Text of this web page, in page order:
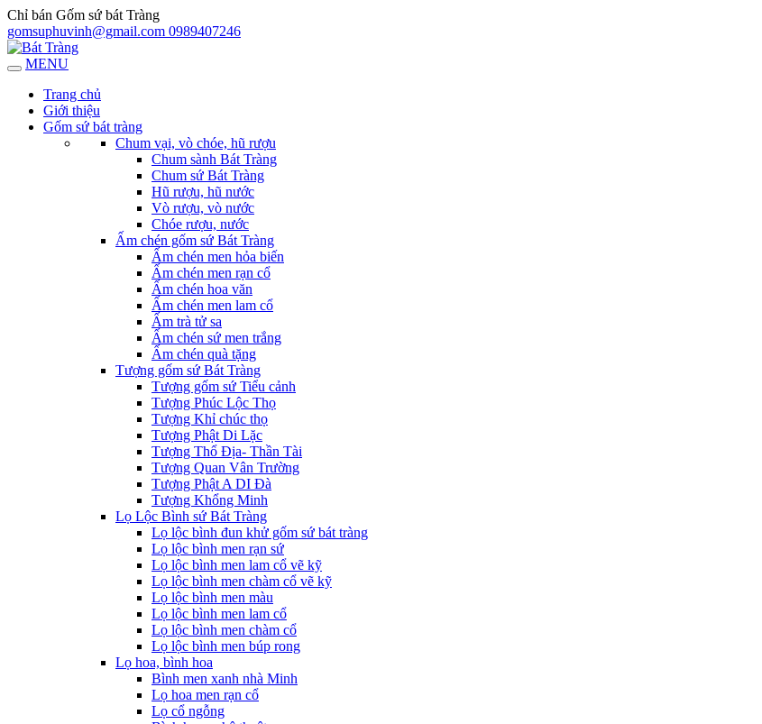
Chỉ bán Gốm sứ bát Tràng
gomsuphuvinh@gmail.com 0989407246
MENU
Trang chủ
Giới thiệu
Gốm sứ bát tràng
Chum vại, vò chóe, hũ rượu
Chum sành Bát Tràng
Chum sứ Bát Tràng
Hũ rượu, hũ nước
Vò rượu, vò nước
Chóe rượu, nước
Ấm chén gốm sứ Bát Tràng
Ấm chén men hỏa biến
Ấm chén men rạn cổ
Ấm chén hoa văn
Ấm chén men lam cổ
Ấm trà tử sa
Ấm chén sứ men trắng
Ấm chén quà tặng
Tượng gốm sứ Bát Tràng
Tượng gốm sứ Tiểu cảnh
Tượng Phúc Lộc Thọ
Tượng Khỉ chúc thọ
Tượng Phật Di Lặc
Tượng Thổ Địa- Thần Tài
Tượng Quan Vân Trường
Tượng Phật A DI Đà
Tượng Khổng Minh
Lọ Lộc Bình sứ Bát Tràng
Lọ lộc bình đun khử gốm sứ bát tràng
Lọ lộc bình men rạn sứ
Lọ lộc bình men lam cổ vẽ kỹ
Lọ lộc bình men chàm cổ vẽ kỹ
Lọ lộc bình men màu
Lọ lộc bình men lam cổ
Lọ lộc bình men chàm cổ
Lọ lộc bình men búp rong
Lọ hoa, bình hoa
Bình men xanh nhà Minh
Lọ hoa men rạn cổ
Lọ cổ ngỗng